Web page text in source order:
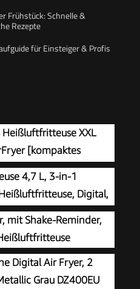
Frühstück: Schnelle &
Rezepte
für Einsteiger & Profis
Heißluftfritteuse XXL
[kompaktes
leise, Pizza Ø 26cm]
4,7 L, 3-in-1
Digital,
2000 W, Schwarz
mit Shake-Reminder,
Digital Air Fryer, 2
Grau DZ400EU